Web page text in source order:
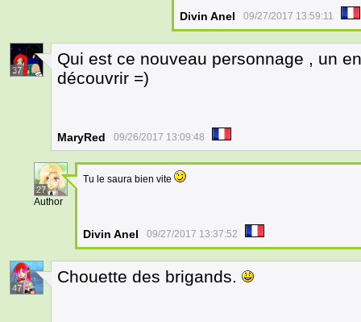
Divin Anel 09/27/2017 13:59:11
37
Qui est ce nouveau personnage , un
découvrir =)
MaryRed 09/26/2017 13:09:48
27
Author
Tu le saura bien vite
Divin Anel 09/27/2017 13:37:52
47
Chouette des brigands.